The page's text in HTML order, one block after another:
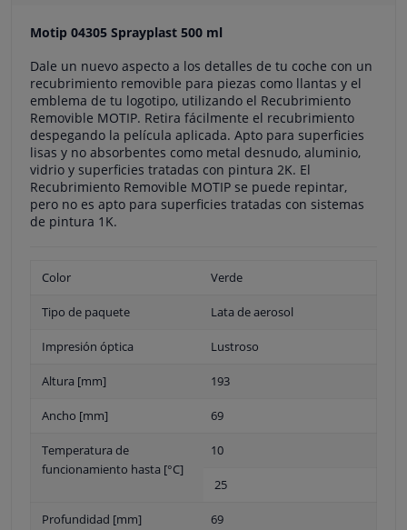
Motip 04305 Sprayplast 500 ml
Dale un nuevo aspecto a los detalles de tu coche con un
recubrimiento removible para piezas como llantas y el
emblema de tu logotipo, utilizando el Recubrimiento
Removible MOTIP. Retira fácilmente el recubrimiento
despegando la película aplicada. Apto para superficies
lisas y no absorbentes como metal desnudo, aluminio,
vidrio y superficies tratadas con pintura 2K. El
Recubrimiento Removible MOTIP se puede repintar,
pero no es apto para superficies tratadas con sistemas
de pintura 1K.
Color Verde
Tipo de paquete Lata de aerosol
Impresión óptica Lustroso
Altura [mm] 193
Ancho [mm] 69
Temperatura de
funcionamiento hasta [°C]
10
25
Profundidad [mm] 69